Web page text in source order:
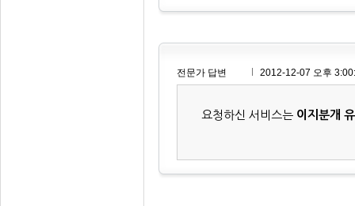
전문가 답변 2012-12-07 오후
요청하신 서비스는 이지분개